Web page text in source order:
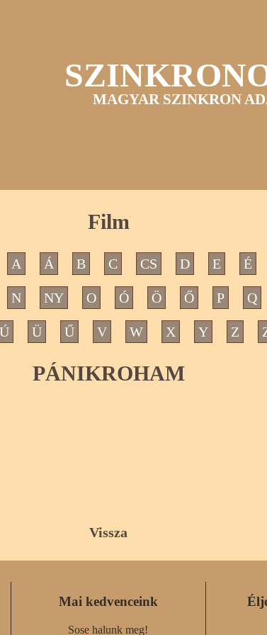
MAGYAR SZINKRON
Film
A Á B C CS D E É
N NY O Ó Ö Ő P Q
Ú Ü Ű V W X Y Z
PÁNIKROHAM
Vissza
Mai kedvenceink
Sose halunk meg!